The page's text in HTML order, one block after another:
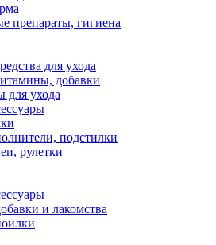
препараты, гигиена
для ухода
добавки
для ухода
подстилки
рулетки
и лакомства